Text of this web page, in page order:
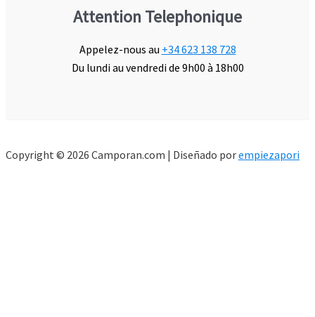
Attention Telephonique
Appelez-nous au +34 623 138 728
Du lundi au vendredi de 9h00 à 18h00
Copyright © 2026 Camporan.com | Diseñado porempiezapori